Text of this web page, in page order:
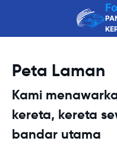
Peta Laman
Kami
kereta, kereta
bandar utama